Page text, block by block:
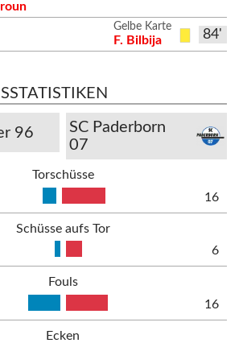
84'
Gelbe Karte
F. Bilbija
96
SC Paderborn
07
Torschüsse
16
Schüsse aufs Tor
6
Fouls
16
Ecken